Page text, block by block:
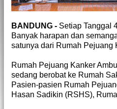
BANDUNG - Setiap Tanggal
Banyak harapan dan
satunya dari Rumah Pejuang
Rumah Pejuang Kanker
sedang berobat ke Rumah
Pasien-pasien Rumah
Hasan Sadikin (RSHS),